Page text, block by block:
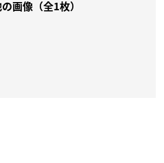
画像（全1枚）